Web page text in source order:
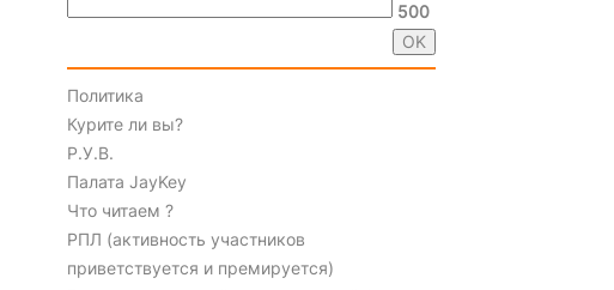
500
Политика
Курите ли вы?
Р.У.В.
Палата JayKey
Что читаем ?
РПЛ (активность участников
приветствуется и премируется)